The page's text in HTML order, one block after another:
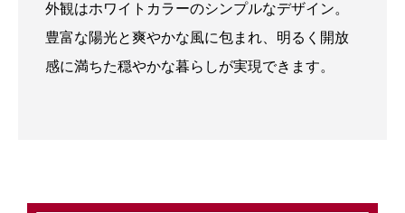
外観はホワイトカラーのシンプルなデザイン。
豊富な陽光と爽やかな風に包まれ、明るく開放
感に満ちた穏やかな暮らしが実現できます。